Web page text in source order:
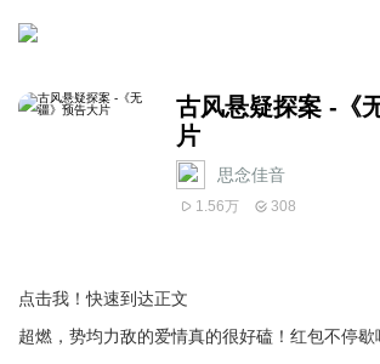
古风悬疑探案 -《
片
思念佳音
1.56万 308
点击我！快速到达正文
超燃，势均力敌的爱情真的很好磕！红包不停歇